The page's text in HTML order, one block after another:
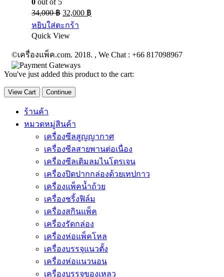
34,000฿ 32,000 ฿
หยิบใส่ตะกร้า
Quick View
©เครื่องแพ็ค.com. 2018. , We Chat : +66 817098967
You've just added this product to the cart:
View Cart Continue
ร้านค้า
หมวดหมู่สินค้า
เครื่องซีลสูญญากาศ
เครื่องซีลสายพานต่อเนื่อง
เครื่องซีลเติมลมไนโตรเจน
เครื่องปิดปากกล่องด้วยเทปกาว
เครื่องแพ็คน้ำถ้วย
เครื่องชริ้งฟิล์ม
เครื่องสกินแพ็ค
เครื่องรัดกล่อง
เครื่องห่อแพ็คโหล
เครื่องบรรจุแนวตั้ง
เครื่องห่อแนวนอน
เครื่องบรรจุของเหลว